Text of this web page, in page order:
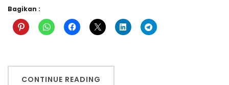
Bagikan :
CONTINUE READING